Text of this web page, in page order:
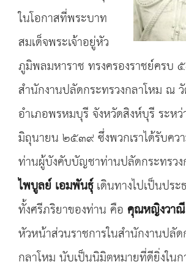
ในโอกาสที่พระบาท
สมเด็จพระเจ้าอยู่หัว
ภูมิพลมหาราช ทรงครองราชย์ครบ
สำนักงานปลัดกระทรวงกลาโหม ณ
อำเภอพรหมบุรี จังหวัดสิงห์บุรี ระ
มิถุนายน ๒๕๓๙ ซึ่งพวกเราได้รับคว
ท่านผู้บังคับบัญชาท่านปลัดกระทรวง
ไพบูลย์ เอมพันธุ์เดินทางไปเป็นปร
ทั้งศรีภริยาของท่าน คือ คุณหญิงวา
หัวหน้าส่วนราชการในสำนักงานปลัด
กลาโหม นับเป็นนิมิตหมายที่ดียิ่งในก